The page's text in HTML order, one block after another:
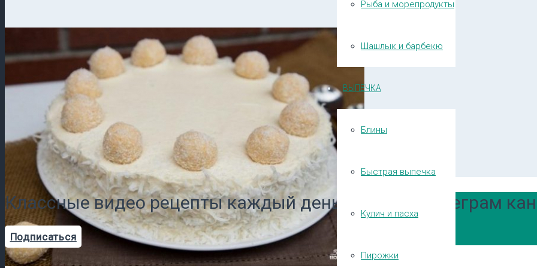
Рыба и морепродукты
Шашлык и барбекю
ВЫПЕЧКА
Блины
Быстрая выпечка
Кулич и пасха
Пирожки
Классные видео рецепты каждый день в нашем Телеграм
Подписаться